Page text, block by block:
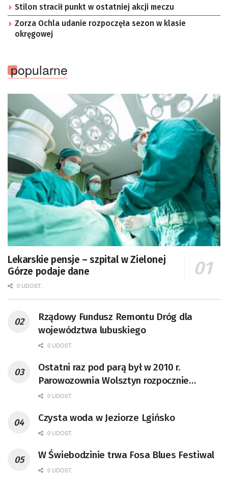
Stilon stracił punkt w ostatniej akcji meczu
Zorza Ochla udanie rozpoczęła sezon w klasie
okręgowej
popularne
Lekarskie pensje – szpital w Zielonej
Górze podaje dane
0 UDOST.
Rządowy Fundusz Remontu Dróg dla
województwa lubuskiego
0 UDOST.
Ostatni raz pod parą był w 2010 r.
Parowozownia Wolsztyn rozpocznie
remont unikatowego Tr5-65
0 UDOST.
Czysta woda w Jeziorze Lgińsko
0 UDOST.
W Świebodzinie trwa Fosa Blues Festiwal
0 UDOST.